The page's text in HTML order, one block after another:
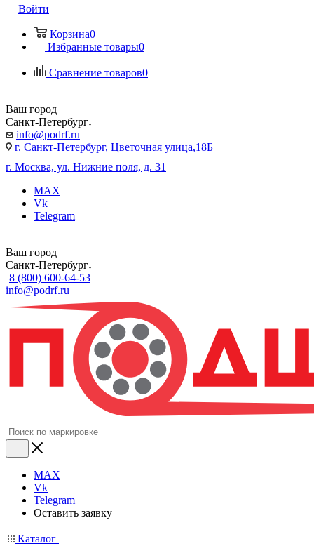
Войти
Корзина0
Избранные товары0
Сравнение товаров0
Ваш город
Санкт-Петербург
info@podrf.ru
г. Санкт-Петербург, Цветочная улица,18Б
г. Москва, ул. Нижние поля, д. 31
MAX
Vk
Telegram
Ваш город
Санкт-Петербург
8 (800) 600-64-53
info@podrf.ru
MAX
Vk
Telegram
Оставить заявку
Каталог